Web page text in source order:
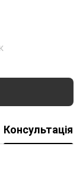
Консультація